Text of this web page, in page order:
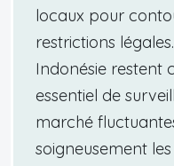
locaux pour
restrictions
Indonésie restent
essentiel de
marché
soigneusement